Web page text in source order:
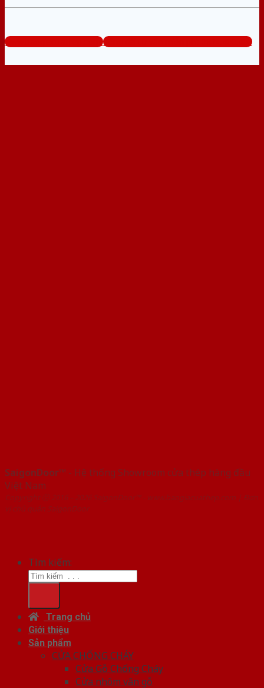
www.baogiacuathep.com Tổng đài tư vấn miễn phí: 0824.400.400
SaigonDoor™ - Hệ thống Showroom cửa thép hàng đầu
Việt Nam
Copyright ⓒ 2016 – 2026 SaigonDoor™ - www.baogiacuathep.com | Đơn
vị chủ quản SaigonDoor
Tìm kiếm:
Trang chủ
Giới thiệu
Sản phẩm
CỬA CHỐNG CHÁY
Cửa Gỗ Chống Cháy
Cửa nhôm vân gỗ